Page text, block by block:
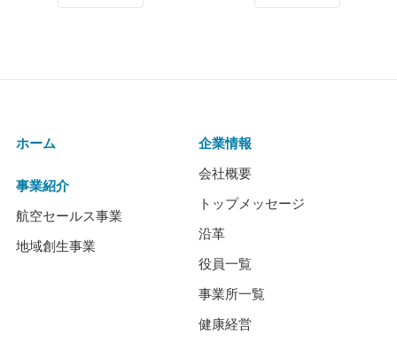
ホーム
事業紹介
航空セールス事業
地域創生事業
企業情報
会社概要
トップメッセージ
沿革
役員一覧
事業所一覧
健康経営